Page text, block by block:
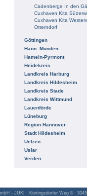
Cadenberge In den
Cuxhaven Kita
Cuxhaven Kita
Otterndorf
Göttingen
Hann. Münden
Hameln-Pyrmont
Heidekreis
Landkreis Harburg
Landkreis Hildesheim
Landkreis Stade
Landkreis Wittmund
Lauenförde
Lüneburg
Region Hannover
Stadt Hildesheim
Uelzen
Uslar
Verden
- JUKI · Körtingsdorfer Weg 8 ·